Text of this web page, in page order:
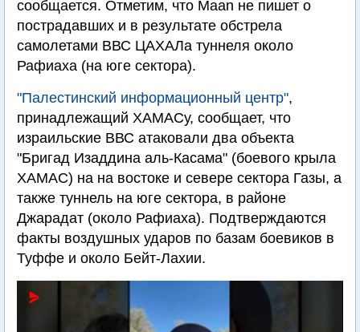
сообщается. Отметим, что Maan не пишет о
пострадавших и в результате обстрела
самолетами ВВС ЦАХАЛа туннеля около
Рафиаха (на юге сектора).
"Палестинский информационный центр",
принадлежащий ХАМАСу, сообщает, что
израильские ВВС атаковали два объекта
"Бригад Изаддина аль-Касама" (боевого крыла
ХАМАС) на на востоке и севере сектора Газы, а
также туннель на юге сектора, в районе
Джарадат (около Рафиаха). Подтверждаются
факты воздушных ударов по базам боевиков в
Туффе и около Бейт-Лахии.